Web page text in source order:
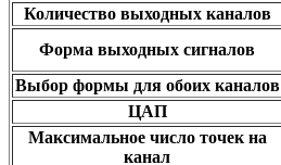
Количество выходных каналов
Форма выходных сигналов
Выбор формы для обоих каналов
ЦАП
Максимальное число точек на
канал